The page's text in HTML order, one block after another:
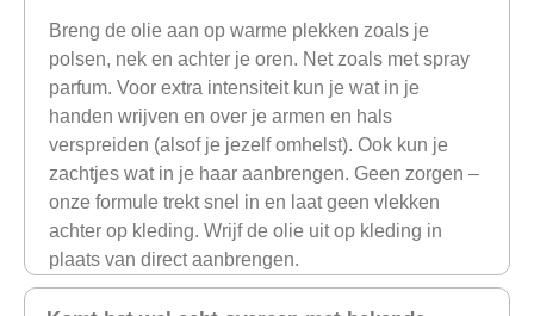
Breng de olie aan op warme plekken zoals je
polsen, nek en achter je oren. Net zoals met spray
parfum. Voor extra intensiteit kun je wat in je
handen wrijven en over je armen en hals
verspreiden (alsof je jezelf omhelst). Ook kun je
zachtjes wat in je haar aanbrengen. Geen zorgen –
onze formule trekt snel in en laat geen vlekken
achter op kleding. Wrijf de olie uit op kleding in
plaats van direct aanbrengen.